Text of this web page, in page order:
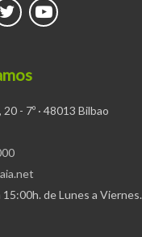
- 7º · 48013 Bilbao
de Lunes a Viernes.